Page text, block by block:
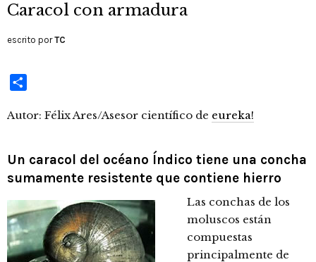
Caracol con armadura
escrito porTC
Autor: Félix Ares/Asesor científico de eureka!
Un caracol del océano Índico tiene una concha
sumamente resistente que contiene hierro
Las conchas de los
moluscos están
compuestas
principalmente de